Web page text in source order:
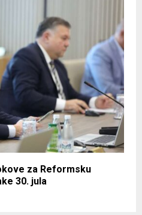
za Reformsku
30. jula